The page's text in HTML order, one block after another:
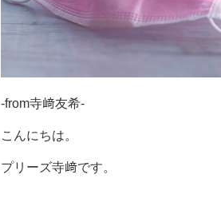
-from寺﨑友希‐
こんにちは。
プリーズ寺﨑です。